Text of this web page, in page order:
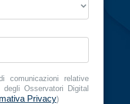
comunicazioni relative
Osservatori Digital
Privacy)